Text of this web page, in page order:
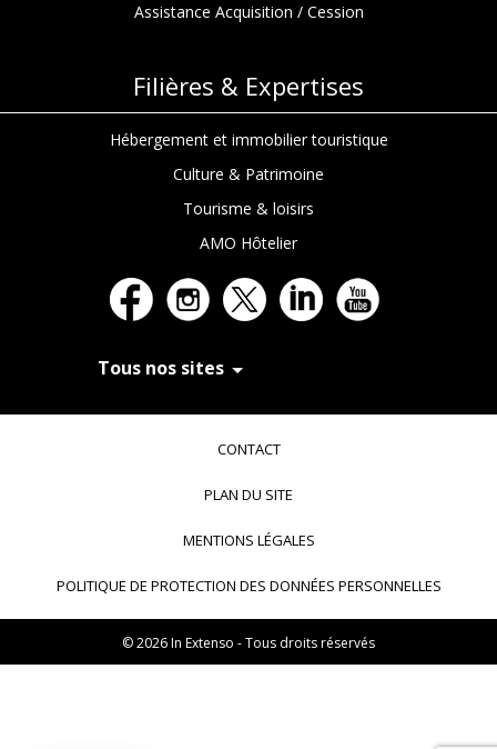
Assistance Acquisition / Cession
Filières & Expertises
Hébergement et immobilier touristique
Culture & Patrimoine
Tourisme & loisirs
AMO Hôtelier
Tous nos sites
In Extenso Tourisme, Culture & Hôtellerie
Transaxio Hôtel, partenaire In Extenso
fulll, logiciel expert-comptable
CONTACT
PLAN DU SITE
MENTIONS LÉGALES
POLITIQUE DE PROTECTION DES DONNÉES PERSONNELLES
© 2026 In Extenso - Tous droits réservés